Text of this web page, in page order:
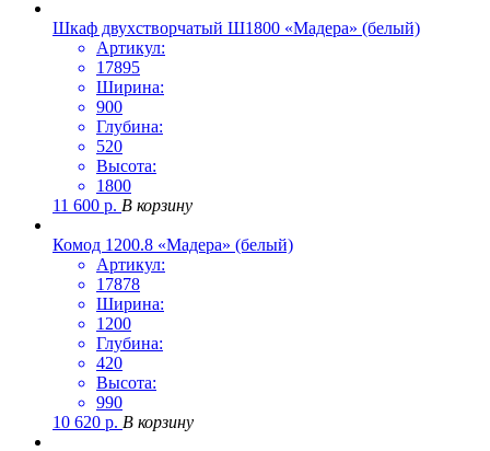
Шкаф двухстворчатый Ш1800 «Мадера» (белый)
Артикул:
17895
Ширина:
900
Глубина:
520
Высота:
1800
11 600 р. В корзину
Комод 1200.8 «Мадера» (белый)
Артикул:
17878
Ширина:
1200
Глубина:
420
Высота:
990
10 620 р. В корзину